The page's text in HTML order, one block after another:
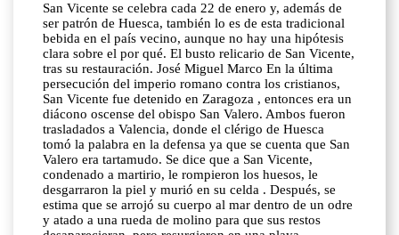
San Vicente se celebra cada 22 de enero y, además de
ser patrón de Huesca, también lo es de esta tradicional
bebida en el país vecino, aunque no hay una hipótesis
clara sobre el por qué. El busto relicario de San Vicente,
tras su restauración. José Miguel Marco En la última
persecución del imperio romano contra los cristianos,
San Vicente fue detenido en Zaragoza , entonces era un
diácono oscense del obispo San Valero. Ambos fueron
trasladados a Valencia, donde el clérigo de Huesca
tomó la palabra en la defensa ya que se cuenta que San
Valero era tartamudo. Se dice que a San Vicente,
condenado a martirio, le rompieron los huesos, le
desgarraron la piel y murió en su celda . Después, se
estima que se arrojó su cuerpo al mar dentro de un odre
y atado a una rueda de molino para que sus restos